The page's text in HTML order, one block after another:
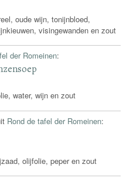
oude wijn, tonijnbloed,
visingewanden en zout
der Romeinen:
water, wijn en zout
Rond de tafel der Romeinen:
olijfolie, peper en zout